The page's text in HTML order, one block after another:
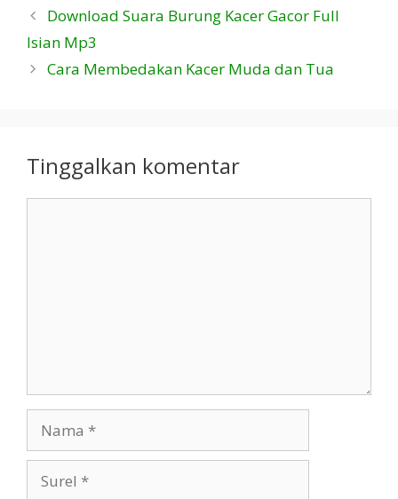
Download Suara Burung Kacer Gacor Full
Isian Mp3
Cara Membedakan Kacer Muda dan Tua
Tinggalkan komentar